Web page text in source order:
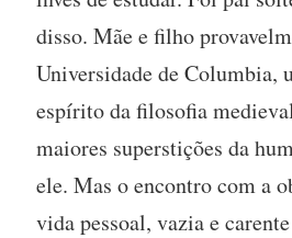
disso. Mãe e filho
Universidade de Columbia,
espírito da filosofia
maiores superstições da
ele. Mas o encontro com a
vida pessoal, vazia e